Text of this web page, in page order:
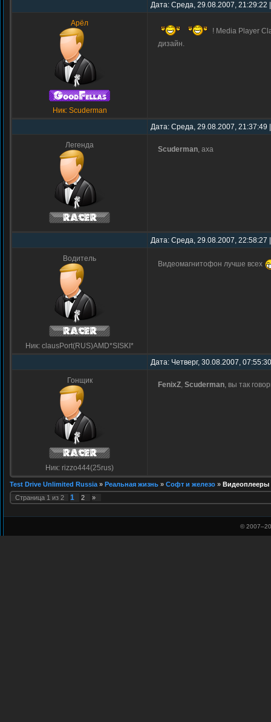
Дата: Среда, 29.08.2007,
Арёл
Ник: Scuderman
! Media Player
дизайн.
Дата: Среда, 29.08.2007,
Легенда Scuderman, аха
Дата: Среда, 29.08.2007,
Водитель
Ник: clausPort(RUS)AMD*SISKI*
Видеомагнитофон лучше всех
Дата: Четверг, 30.08.2007,
Гонщик
Ник: rizzo444(25rus)
FenixZ, Scuderman, вы так
Test Drive Unlimited Russia » Реальная жизнь » Софт и железо » Видеоплееры
Страница 1 из 2 1 2 »
© 2007–